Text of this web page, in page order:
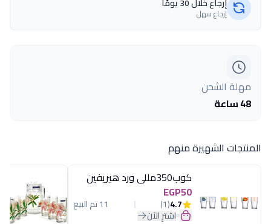
إرجاع سهل
مهلة الشحن
48 ساعة
المنتجات الشهيرة منهم
كوب350مللى ورد هيريفين
EGP50
4.7
(1) 11 تم البيع
اشترِ الآن